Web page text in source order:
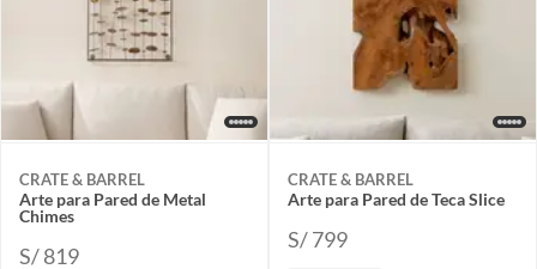
CRATE & BARREL
Arte para Pared de Metal
Chimes
S/ 819
CRATE & BARREL
Arte para Pared de Teca Slice
S/ 799